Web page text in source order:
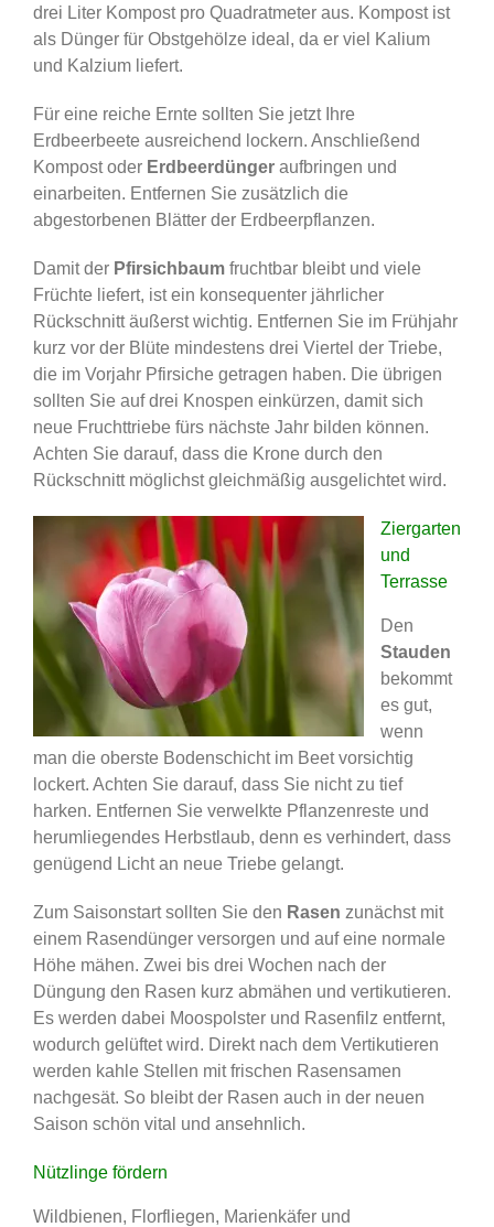
drei Liter Kompost pro Quadratmeter aus. Kompost ist
als Dünger für Obstgehölze ideal, da er viel Kalium
und Kalzium liefert.
Für eine reiche Ernte sollten Sie jetzt Ihre
Erdbeerbeete ausreichend lockern. Anschließend
Kompost oder Erdbeerdünger aufbringen und
einarbeiten. Entfernen Sie zusätzlich die
abgestorbenen Blätter der Erdbeerpflanzen.
Damit der Pfirsichbaum fruchtbar bleibt und viele
Früchte liefert, ist ein konsequenter jährlicher
Rückschnitt äußerst wichtig. Entfernen Sie im Frühjahr
kurz vor der Blüte mindestens drei Viertel der Triebe,
die im Vorjahr Pfirsiche getragen haben. Die übrigen
sollten Sie auf drei Knospen einkürzen, damit sich
neue Fruchttriebe fürs nächste Jahr bilden können.
Achten Sie darauf, dass die Krone durch den
Rückschnitt möglichst gleichmäßig ausgelichtet wird.
Ziergarten
und
Terrasse
Den
Stauden
bekommt
es gut,
wenn
man die oberste Bodenschicht im Beet vorsichtig
lockert. Achten Sie darauf, dass Sie nicht zu tief
harken. Entfernen Sie verwelkte Pflanzenreste und
herumliegendes Herbstlaub, denn es verhindert, dass
genügend Licht an neue Triebe gelangt.
Zum Saisonstart sollten Sie den Rasen zunächst mit
einem Rasendünger versorgen und auf eine normale
Höhe mähen. Zwei bis drei Wochen nach der
Düngung den Rasen kurz abmähen und vertikutieren.
Es werden dabei Moospolster und Rasenfilz entfernt,
wodurch gelüftet wird. Direkt nach dem Vertikutieren
werden kahle Stellen mit frischen Rasensamen
nachgesät. So bleibt der Rasen auch in der neuen
Saison schön vital und ansehnlich.
Nützlinge fördern
Wildbienen, Florfliegen, Marienkäfer und